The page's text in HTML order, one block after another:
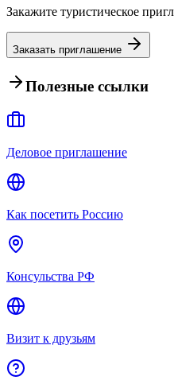
Закажите туристическое
Заказать приглашение
Полезные ссылки
Деловое приглашение
Как посетить Россию
Консульства РФ
Визит к друзьям